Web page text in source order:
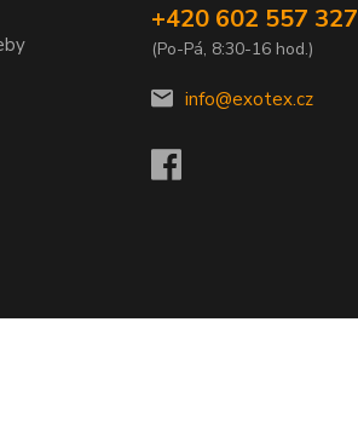
+420 602 557 327
(Po-Pá, 8:30-16 hod.)
info@exotex.cz